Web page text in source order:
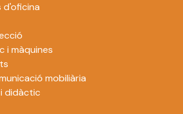
d'oficina
i màquines
mobiliària
didàctic